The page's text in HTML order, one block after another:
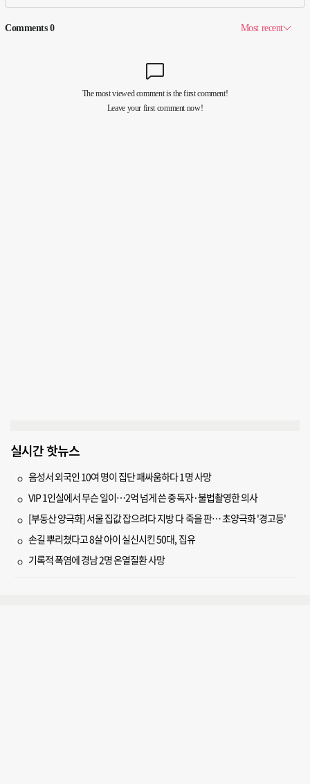
실시간 핫뉴스
음성서 외국인 10여 명이 집단 패싸움하다 1명 사망
VIP 1인실에서 무슨 일이…2억 넘게 쓴 중독자·불법촬영한 의사
[부동산 양극화] 서울 집값 잡으려다 지방 다 죽을 판… 초양극화 '경고등'
손길 뿌리쳤다고 8살 아이 실신시킨 50대, 집유
기록적 폭염에 경남 2명 온열질환 사망